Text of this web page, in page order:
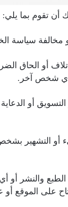
أن تقوم بما يلي:
أو الحاق
أي شخص آخر.
التسويق أو
أو التشهير
الطبع والنشر
على الموقع أو